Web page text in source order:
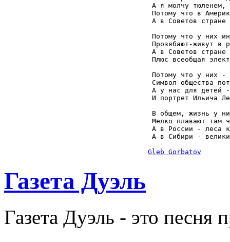
А я молчу тюленем,
Потому что в
А в Советов
Потому что у них
Прозябают-живут в
А в Советов
Плюс всеобщая
Потому что у них
Символ общества
А у нас для детей
И портрет Ильича
В общем, жизнь у
Мелко плавают там
А в России - леса
А в Сибири -
Gleb Gorbatov
Газета Дуэль
Газета Дуэль - это песня